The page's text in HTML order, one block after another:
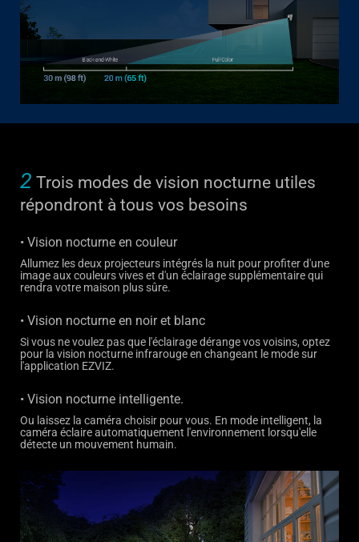
2 Trois modes de vision nocturne utiles
répondront à tous vos besoins
• Vision nocturne en couleur
Allumez les deux projecteurs intégrés la nuit pour profiter d'une
image aux couleurs vives et d'un éclairage supplémentaire qui
rendra votre maison plus sûre.
•Vision nocturne en noir et blanc
Si vous ne voulez pas que l'éclairage dérange vos voisins, optez
pour la vision nocturne infrarouge en changeant le mode sur
l'application EZVIZ.
•Vision nocturne intelligente.
Ou laissez la caméra choisir pour vous. En mode intelligent, la
caméra éclaire automatiquement l'environnement lorsqu'elle
détecte un mouvement humain.